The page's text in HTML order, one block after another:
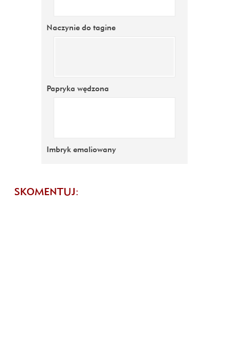
Naczynie do tagine
Papryka wędzona
Imbryk emaliowany
SKOMENTUJ: